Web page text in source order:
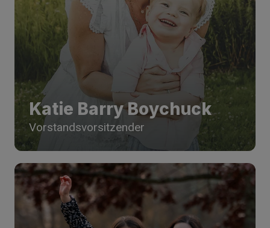
Katie Barry Boychuck
Vorstandsvorsitzender